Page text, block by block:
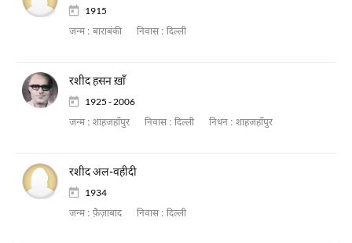
1915
जन्म : बाराबंकी निवास : दिल्ली
रशीद हसन ख़ाँ
1925 - 2006
जन्म : शाहजहाँपुर निवास : दिल्ली निधन : शाहजहाँपुर
रशीद अल-वहीदी
1934
जन्म : फ़ैज़ाबाद निवास : दिल्ली